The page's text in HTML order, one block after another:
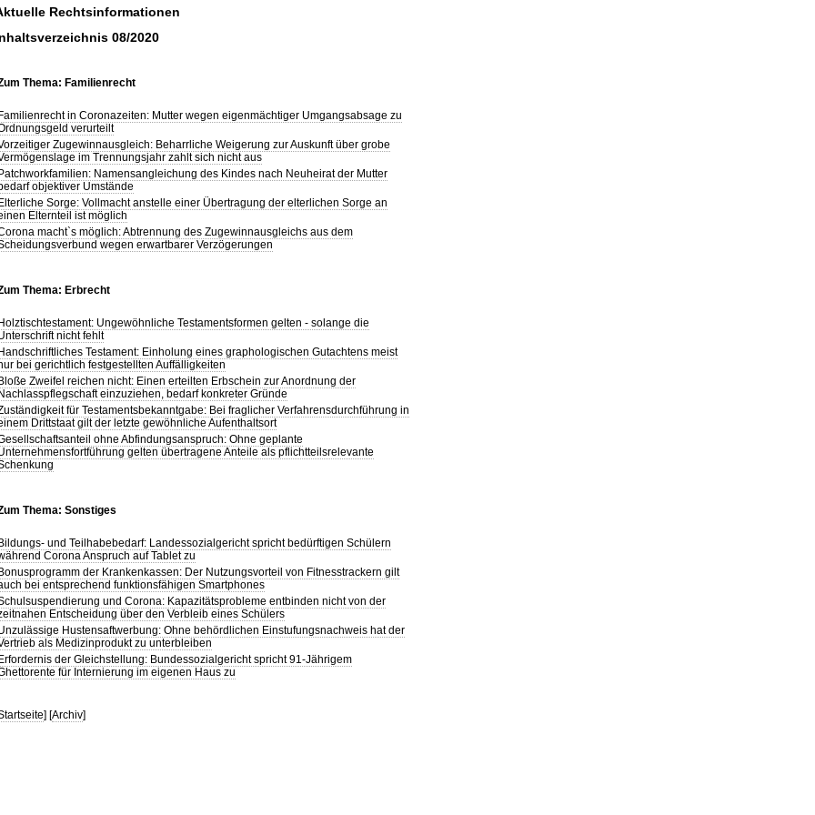
Rechtsinformationen
08/2020
Thema: Familienrecht
in Coronazeiten: Mutter wegen eigenmächtiger Umgangsabsage zu
verurteilt
Zugewinnausgleich: Beharrliche Weigerung zur Auskunft über grobe
im Trennungsjahr zahlt sich nicht aus
Namensangleichung des Kindes nach Neuheirat der Mutter
objektiver Umstände
Sorge: Vollmacht anstelle einer Übertragung der elterlichen Sorge an
Elternteil ist möglich
macht`s möglich: Abtrennung des Zugewinnausgleichs aus dem
wegen erwartbarer Verzögerungen
Thema: Erbrecht
Ungewöhnliche Testamentsformen gelten - solange die
nicht fehlt
Testament: Einholung eines graphologischen Gutachtens meist
bei gerichtlich festgestellten Auffälligkeiten
Zweifel reichen nicht: Einen erteilten Erbschein zur Anordnung der
einzuziehen, bedarf konkreter Gründe
für Testamentsbekanntgabe: Bei fraglicher Verfahrensdurchführung in
Drittstaat gilt der letzte gewöhnliche Aufenthaltsort
ohne Abfindungsanspruch: Ohne geplante
gelten übertragene Anteile als pflichtteilsrelevante
Thema: Sonstiges
und Teilhabebedarf: Landessozialgericht spricht bedürftigen Schülern
Corona Anspruch auf Tablet zu
der Krankenkassen: Der Nutzungsvorteil von Fitnesstrackern gilt
bei entsprechend funktionsfähigen Smartphones
und Corona: Kapazitätsprobleme entbinden nicht von der
Entscheidung über den Verbleib eines Schülers
Hustensaftwerbung: Ohne behördlichen Einstufungsnachweis hat der
als Medizinprodukt zu unterbleiben
der Gleichstellung: Bundessozialgericht spricht 91-Jährigem
für Internierung im eigenen Haus zu
] [Archiv]